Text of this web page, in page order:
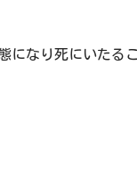
になり死にいたる